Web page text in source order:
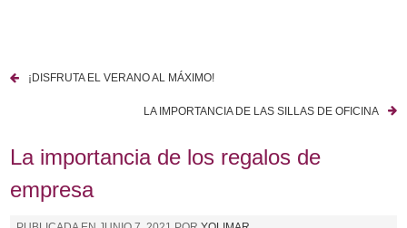
v
e
¡DISFRUTA EL VERANO AL MÁXIMO!
LA IMPORTANCIA DE LAS SILLAS DE OFICINA
La importancia de los regalos de
empresa